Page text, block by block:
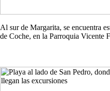
Al sur de Margarita, se encuentra
de Coche, en la Parroquia Vicente